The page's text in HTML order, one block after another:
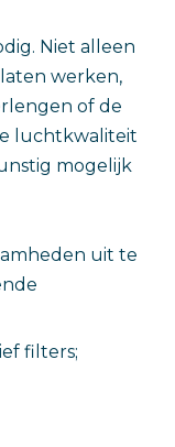
Niet alleen
werken,
of de
luchtkwaliteit
mogelijk
uit te
filters;